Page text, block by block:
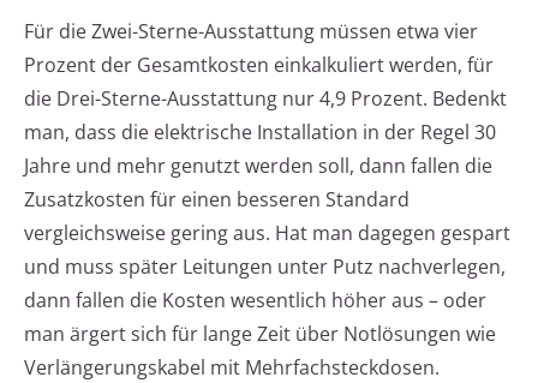
Für die Zwei-Sterne-Ausstattung müssen etwa vier
Prozent der Gesamtkosten einkalkuliert werden, für
die Drei-Sterne-Ausstattung nur 4,9 Prozent. Bedenkt
man, dass die elektrische Installation in der Regel 30
Jahre und mehr genutzt werden soll, dann fallen die
Zusatzkosten für einen besseren Standard
vergleichsweise gering aus. Hat man dagegen gespart
und muss später Leitungen unter Putz nachverlegen,
dann fallen die Kosten wesentlich höher aus – oder
man ärgert sich für lange Zeit über Notlösungen wie
Verlängerungskabel mit Mehrfachsteckdosen.